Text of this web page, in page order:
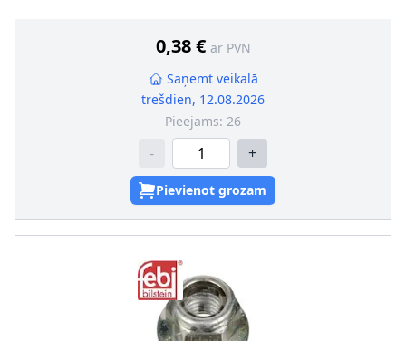
Vārpstas garums [mm] :23
:M10 x 1,5
0,38 € ar PVN
Saņemt veikalā
trešdien, 12.08.2026
Pieejams: 26
- +
Pievienot grozam